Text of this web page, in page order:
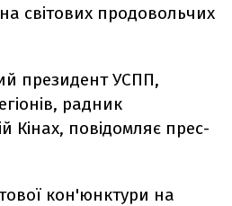
світових продовольчих
президент УСПП,
радник
Кінах, повідомляє прес-
кон'юнктури на